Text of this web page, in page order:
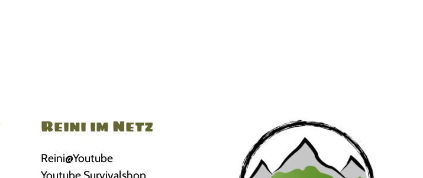
Reini im Netz
Reini@Youtube
Youtube Survivalshop